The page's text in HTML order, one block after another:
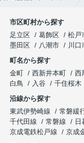
市区町村から探す
足立区
葛飾区 松戸
墨田区
八潮市 川口
町名から探す
金町
西新井本町 西
白鳥
入谷
千住桜木
沿線から探す
東武伊勢崎線
常磐緩
千代田線
常磐線 日
京成電鉄松戸線
京成